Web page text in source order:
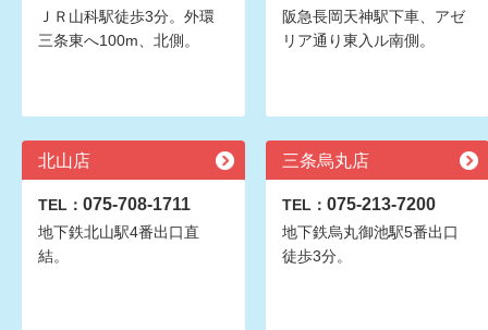
ＪＲ山科駅徒歩3分。外環
三条東へ100m、北側。
阪急長岡天神駅下車、アゼ
リア通り東入ル南側。
北山店
TEL： 075-708-1711
地下鉄北山駅4番出口直
結。
三条烏丸店
TEL： 075-213-7200
地下鉄烏丸御池駅5番出口
徒歩3分。